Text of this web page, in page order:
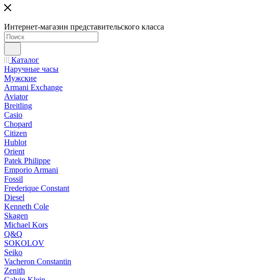
Интернет-магазин представительского класса
Каталог
Наручные часы
Мужские
Armani Exchange
Aviator
Breitling
Casio
Chopard
Citizen
Hublot
Orient
Patek Philippe
Emporio Armani
Fossil
Frederique Constant
Diesel
Kenneth Cole
Skagen
Michael Kors
Q&Q
SOKOLOV
Seiko
Vacheron Constantin
Zenith